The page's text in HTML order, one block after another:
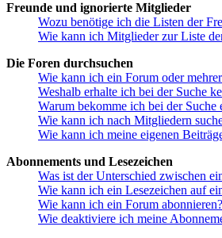
Freunde und ignorierte Mitglieder
Wozu benötige ich die Listen der
Wie kann ich Mitglieder zur Liste
Die Foren durchsuchen
Wie kann ich ein Forum oder
Weshalb erhalte ich bei der Suche
Warum bekomme ich bei der Suche
Wie kann ich nach Mitgliedern
Wie kann ich meine eigenen
Abonnements und Lesezeichen
Was ist der Unterschied zwischen
Wie kann ich ein Lesezeichen auf
Wie kann ich ein Forum abonnieren?
Wie deaktiviere ich meine